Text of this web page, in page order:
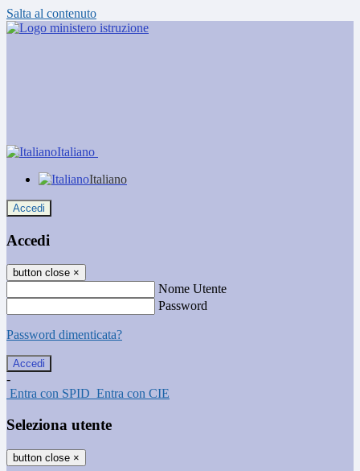
Salta al contenuto
Italiano
Italiano
Accedi
Accedi
button close ×
Nome Utente
Password
Password dimenticata?
-
Entra con SPID Entra con CIE
Seleziona utente
button close ×